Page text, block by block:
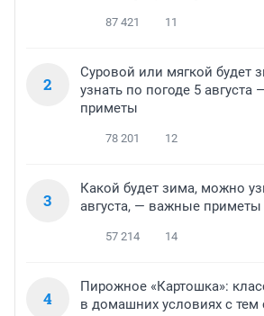
87 421 11
2
Суровой или мягкой будет
узнать по погоде 5
приметы
78 201 12
3
Какой будет зима, можно
августа, — важные приметы
57 214 14
4
Пирожное «Картошка»:
в домашних условиях с